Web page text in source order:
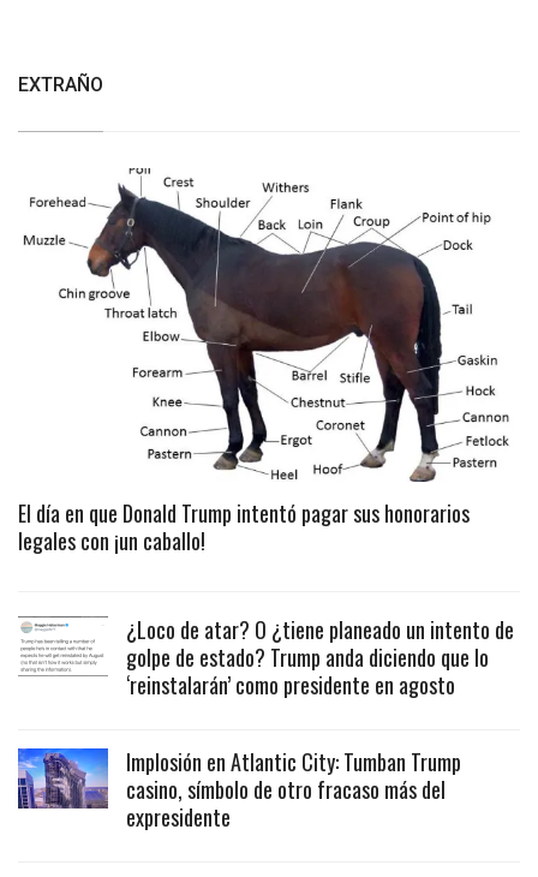
EXTRAÑO
El día en que Donald Trump intentó pagar sus honorarios
legales con ¡un caballo!
¿Loco de atar? O ¿tiene planeado un intento de
golpe de estado? Trump anda diciendo que lo
‘reinstalarán’ como presidente en agosto
Implosión en Atlantic City: Tumban Trump
casino, símbolo de otro fracaso más del
expresidente